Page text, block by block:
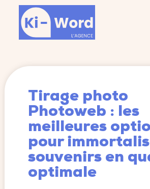
Tirage photo
Photoweb : les
meilleures
pour
souvenirs en
optimale